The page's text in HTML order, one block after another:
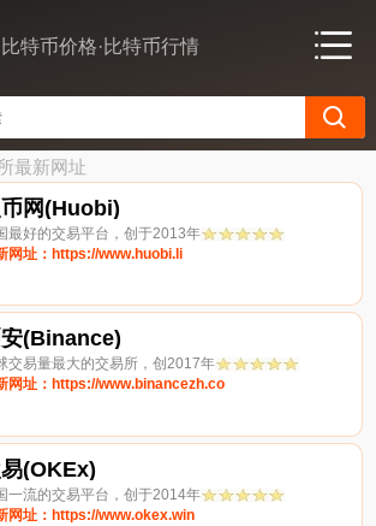
比特币价格·比特币行情
最新网址
网(Huobi)
最好的交易平台，创于2013年
网址：https://www.huobi.li
(Binance)
交易量最大的交易所，创2017年
网址：https://www.binancezh.co
(OKEx)
一流的交易平台，创于2014年
网址：https://www.okex.win